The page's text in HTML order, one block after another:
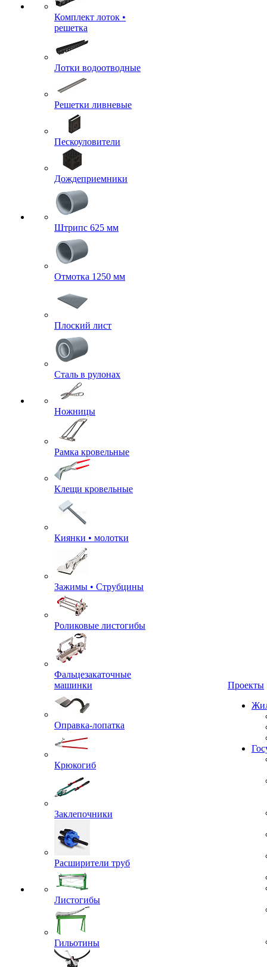
Комплект лоток •
решетка
Лотки водоотводные
Решетки ливневые
Пескоуловители
Дождеприемники
Штрипс 625 мм
Отмотка 1250 мм
Плоский лист
Сталь в рулонах
Ножницы
Рамка кровельные
Клещи кровельные
Киянки • молотки
Зажимы • Струбцины
Роликовые листогибы
Фальцезакаточные
машинки
Оправка-лопатка
Крюкогиб
Заклепочники
Расширители труб
Листогибы
Гильотины
Проекты